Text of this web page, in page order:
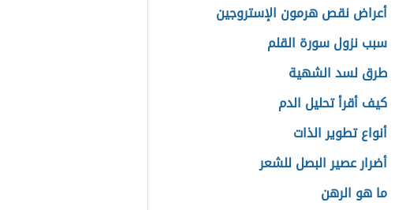
أعراض نقص هرمون الإستروجين
سبب نزول سورة القلم
طرق لسد الشهية
كيف أقرأ تحليل الدم
أنواع تطوير الذات
أضرار عصير البصل للشعر
ما هو الرهن